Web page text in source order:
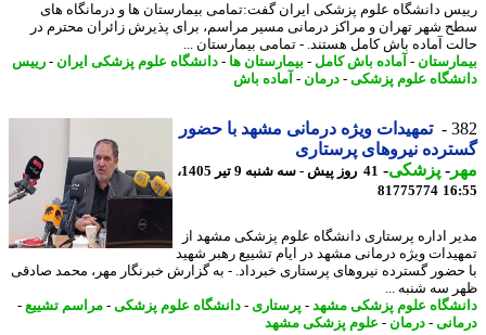
دانشگاه علوم پزشکی ایران گفت:تمامی بیمارستان ها و درمانگاه های
شهر تهران و مراکز درمانی مسیر مراسم، برای پذیرش زائران محترم در
آماده باش کامل هستند. - تمامی بیمارستان ...
-آماده باش کامل-بیمارستان ها- دانشگاه علوم پزشکی ایران -
رییس
علوم پزشکی-درمان -آماده باش
تمهیدات ویژه درمانی مشهد با حضور
نیروهای پرستاری
-پزشکی-
41 روز پیش - سه شنبه 9 تیر 1405،
81775774
اداره پرستاری دانشگاه علوم پزشکی مشهد از
ویژه درمانی مشهد در ایام تشییع رهبر شهید
گسترده نیروهای پرستاری خبرداد. - به گزارش خبرنگار مهر، محمد صادقی
سه شنبه ...
علوم پزشکی مشهد-پرستاری- دانشگاه علوم پزشکی-مراسم تشییع-
-درمان -علوم پزشکی مشهد